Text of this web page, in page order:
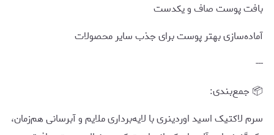
بافت پوست صاف و یکدست
آماده‌سازی بهتر پوست برای جذب سایر محصولات
---
📦 جمع‌بندی:
سرم لاکتیک اسید اوردینری با لایه‌برداری ملایم و آبرسانی هم‌زمان،